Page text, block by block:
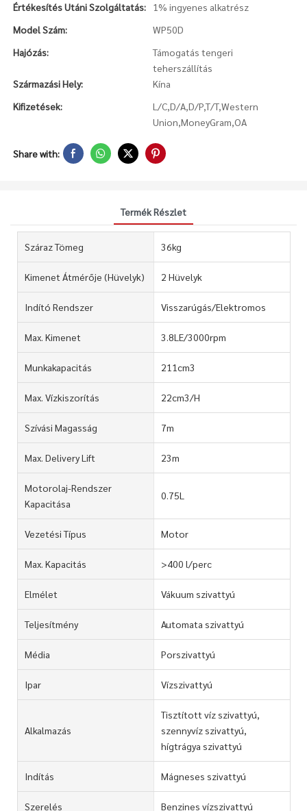
Értékesítés Utáni Szolgáltatás:
1% ingyenes alkatrész
Model Szám:
WP50D
Hajózás:
Támogatás tengeri
teherszállítás
Származási Hely:
Kína
Kifizetések:
L/C,D/A,D/P,T/T,Western
Union,MoneyGram,OA
Share with:
Termék Részlet
Száraz Tömeg 36kg
Kimenet Átmérője (hüvelyk) 2 Hüvelyk
Indító Rendszer Visszarúgás/Elektromos
Max. Kimenet 3.8LE/3000rpm
Munkakapacitás 211cm3
Max. Vízkiszorítás 22cm3/H
Szívási Magasság 7m
Max. Delivery Lift 23m
Motorolaj-Rendszer
Kapacitása
0.75L
Vezetési Típus Motor
Max. Kapacitás >400 l/perc
Elmélet Vákuum szivattyú
Teljesítmény Automata szivattyú
Média Porszivattyú
Ipar Vízszivattyú
Alkalmazás
Tisztított víz szivattyú,
szennyvíz szivattyú,
hígtrágya szivattyú
Indítás Mágneses szivattyú
Szerelés Benzines vízszivattyú